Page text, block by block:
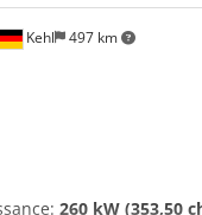
Kehl 497 km
260 kW (353,50